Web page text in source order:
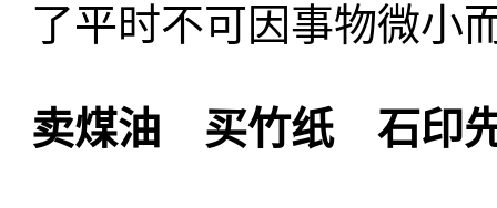
了平时不可因事物微小
卖煤油 买竹纸 石印